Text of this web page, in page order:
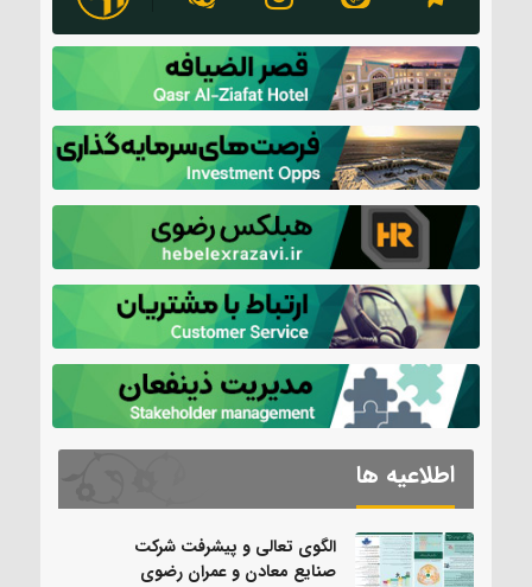
اطلاعیه ها
الگوی تعالی و پیشرفت شرکت
صنایع معادن و عمران رضوی